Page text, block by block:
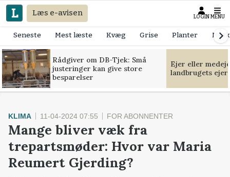
Læs e-avisen LOGIN MENU
Seneste Mest læste Kvæg Grise Planter
Rådgiver om DB-Tjek: Små
justeringer kan give store
besparelser
Ejer eller
landbrugets
KLIMA 11-04-2024 07:55 FOR ABONNENTER
Mange bliver væk fra
trepartsmøder: Hvor var Maria
Reumert Gjerding?